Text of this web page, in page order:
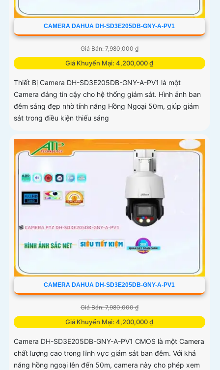
CAMERA DAHUA DH-SD3E205DB-GNY-A-PV1
Giá Bán: 7,980,000 ₫
Giá Khuyến Mại: 4,200,000 ₫
Thiết Bị Camera DH-SD3E205DB-GNY-A-PV1 là một
Camera đáng tin cậy cho hệ thống giám sát. Hình ảnh ban
đêm sáng đẹp nhờ tính năng Hồng Ngoại 50m, giúp giám
sát trong điều kiện thiếu sáng
CAMERA DAHUA DH-SD3E205DB-GNY-A-PV1
Giá Bán: 7,980,000 ₫
Giá Khuyến Mại: 4,200,000 ₫
Camera DH-SD3E205DB-GNY-A-PV1 CMOS là một Camera
chất lượng cao trong lĩnh vực giám sát ban đêm. Với khả
năng hồng ngoại lên đến 50m, camera này cho phép xem